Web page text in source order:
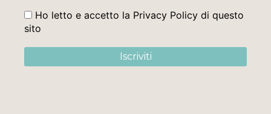
Ho letto e accetto la Privacy Policy di questo
sito